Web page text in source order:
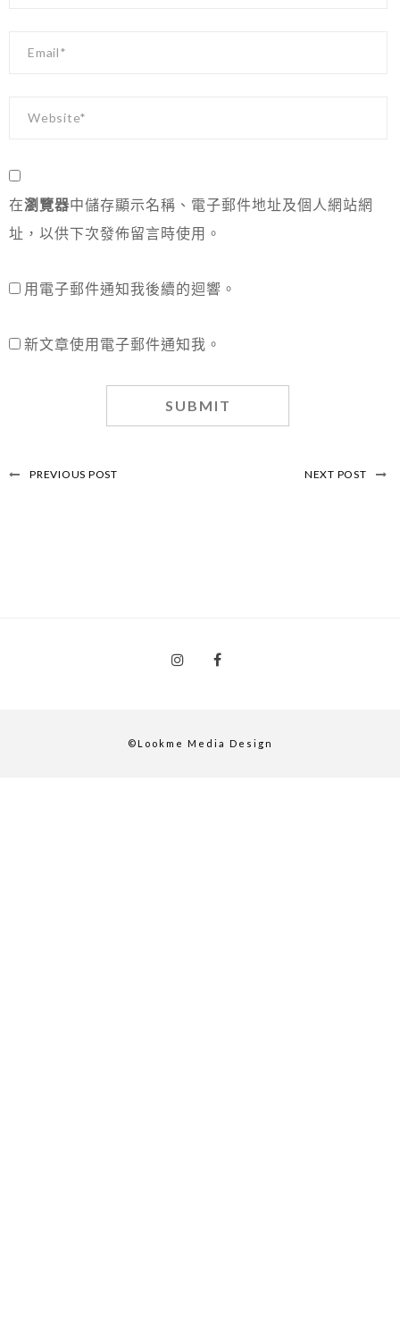
在瀏覽器中儲存顯示名稱、電子郵件地址及個人網站網
址，以供下次發佈留言時使用。
用電子郵件通知我後續的迴響。
新文章使用電子郵件通知我。
PREVIOUS POST NEXT POST
©Lookme Media Design